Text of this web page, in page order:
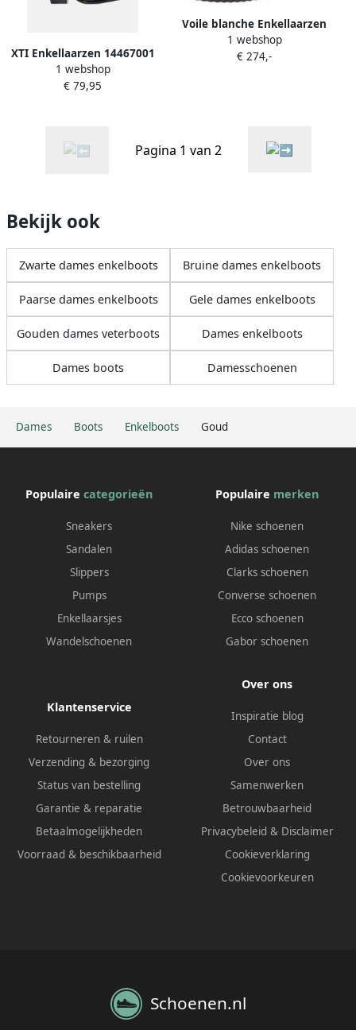
Dames Boots Enkelboots Goud
XTI Enkellaarzen 14467001
1 webshop
€ 79,95
Voile blanche Enkellaarzen
1 webshop
€ 274,-
Pagina 1 van 2
Bekijk ook
Zwarte dames enkelboots Bruine dames enkelboots
Paarse dames enkelboots Gele dames enkelboots
Gouden dames veterboots Dames enkelboots
Dames boots Damesschoenen
Populaire categorieën
Sneakers
Sandalen
Slippers
Pumps
Enkellaarsjes
Wandelschoenen
Populaire merken
Nike schoenen
Adidas schoenen
Clarks schoenen
Converse schoenen
Ecco schoenen
Gabor schoenen
Klantenservice
Retourneren & ruilen
Verzending & bezorging
Status van bestelling
Garantie & reparatie
Betaalmogelijkheden
Voorraad & beschikbaarheid
Over ons
Inspiratie blog
Contact
Over ons
Samenwerken
Betrouwbaarheid
Privacybeleid & Disclaimer
Cookieverklaring
Cookievoorkeuren
Schoenen.nl